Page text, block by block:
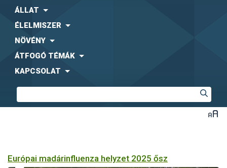
ÁLLAT
ÉLELMISZER
NÖVÉNY
ÁTFOGÓ TÉMÁK
KAPCSOLAT
Európai madárinfluenza helyzet 2025 ősz